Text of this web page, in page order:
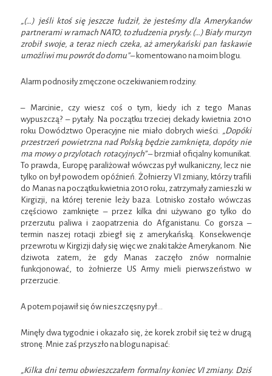
„(…) jeśli ktoś się jeszcze łudził, że jesteśmy dla Amerykanów
partnerami w ramach NATO, to złudzenia prysły. (…) Biały murzyn
zrobił swoje, a teraz niech czeka, aż amerykański pan łaskawie
umożliwi mu powrót do domu”– komentowano na moim blogu.
Alarm podnosiły zmęczone oczekiwaniem rodziny.
– Marcinie, czy wiesz coś o tym, kiedy ich z tego Manas
wypuszczą? – pytały. Na początku trzeciej dekady kwietnia 2010
roku Dowództwo Operacyjne nie miało dobrych wieści.
„Dopóki
przestrzeń powietrzna nad Polską będzie zamknięta, dopóty nie
ma mowy o przylotach rotacyjnych”– brzmiał oficjalny komunikat.
To prawda, Europę paraliżował wówczas pył wulkaniczny, lecz nie
tylko on był powodem opóźnień. Żołnierzy VI zmiany, którzy trafili
do Manas na początku kwietnia 2010 roku, zatrzymały zamieszki w
Kirgizji, na której terenie leży baza. Lotnisko zostało wówczas
częściowo zamknięte – przez kilka dni używano go tylko do
przerzutu paliwa i zaopatrzenia do Afganistanu. Co gorsza –
termin naszej rotacji zbiegł się z amerykańską. Konsekwencje
przewrotu w Kirgizji dały się więc we znaki także Amerykanom. Nie
dziwota zatem, że gdy Manas zaczęło znów normalnie
funkcjonować, to żołnierze US Army mieli pierwszeństwo w
przerzucie.
A potem pojawił się ów nieszczęsny pył…
Minęły dwa tygodnie i okazało się, że korek zrobił się też w drugą
stronę. Mnie zaś przyszło na blogu napisać:
„Kilka dni temu obwieszczałem formalny koniec VI zmiany. Dziś